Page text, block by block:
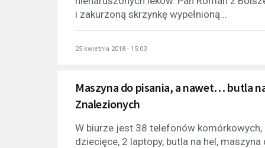
i zakurzoną skrzynkę wypełnioną...
25 kwietnia 2018 - 15:03
Maszyna do pisania, a nawet… butla
Znalezionych
W biurze jest 38 telefonów
dziecięce, 2 laptopy, butla na hel,